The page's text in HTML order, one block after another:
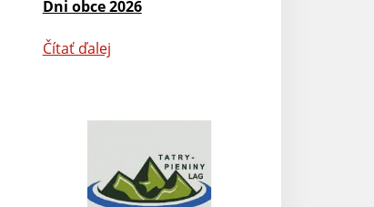
Dni obce 2026
Čítať ďalej